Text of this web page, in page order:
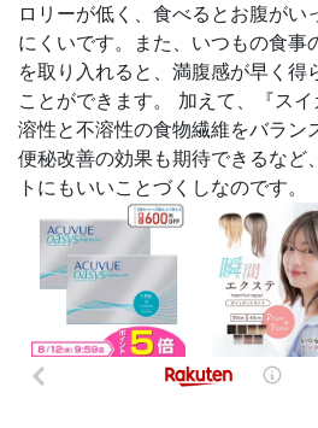
ロリーが低く、食べるとお腹がい
にくいです。また、いつもの食事
を取り入れると、満腹感が早く得
ことができます。 加えて、『ス
溶性と不溶性の食物繊維をバラン
便秘改善の効果も期待できるなど
トにもいいことづくしなのです。